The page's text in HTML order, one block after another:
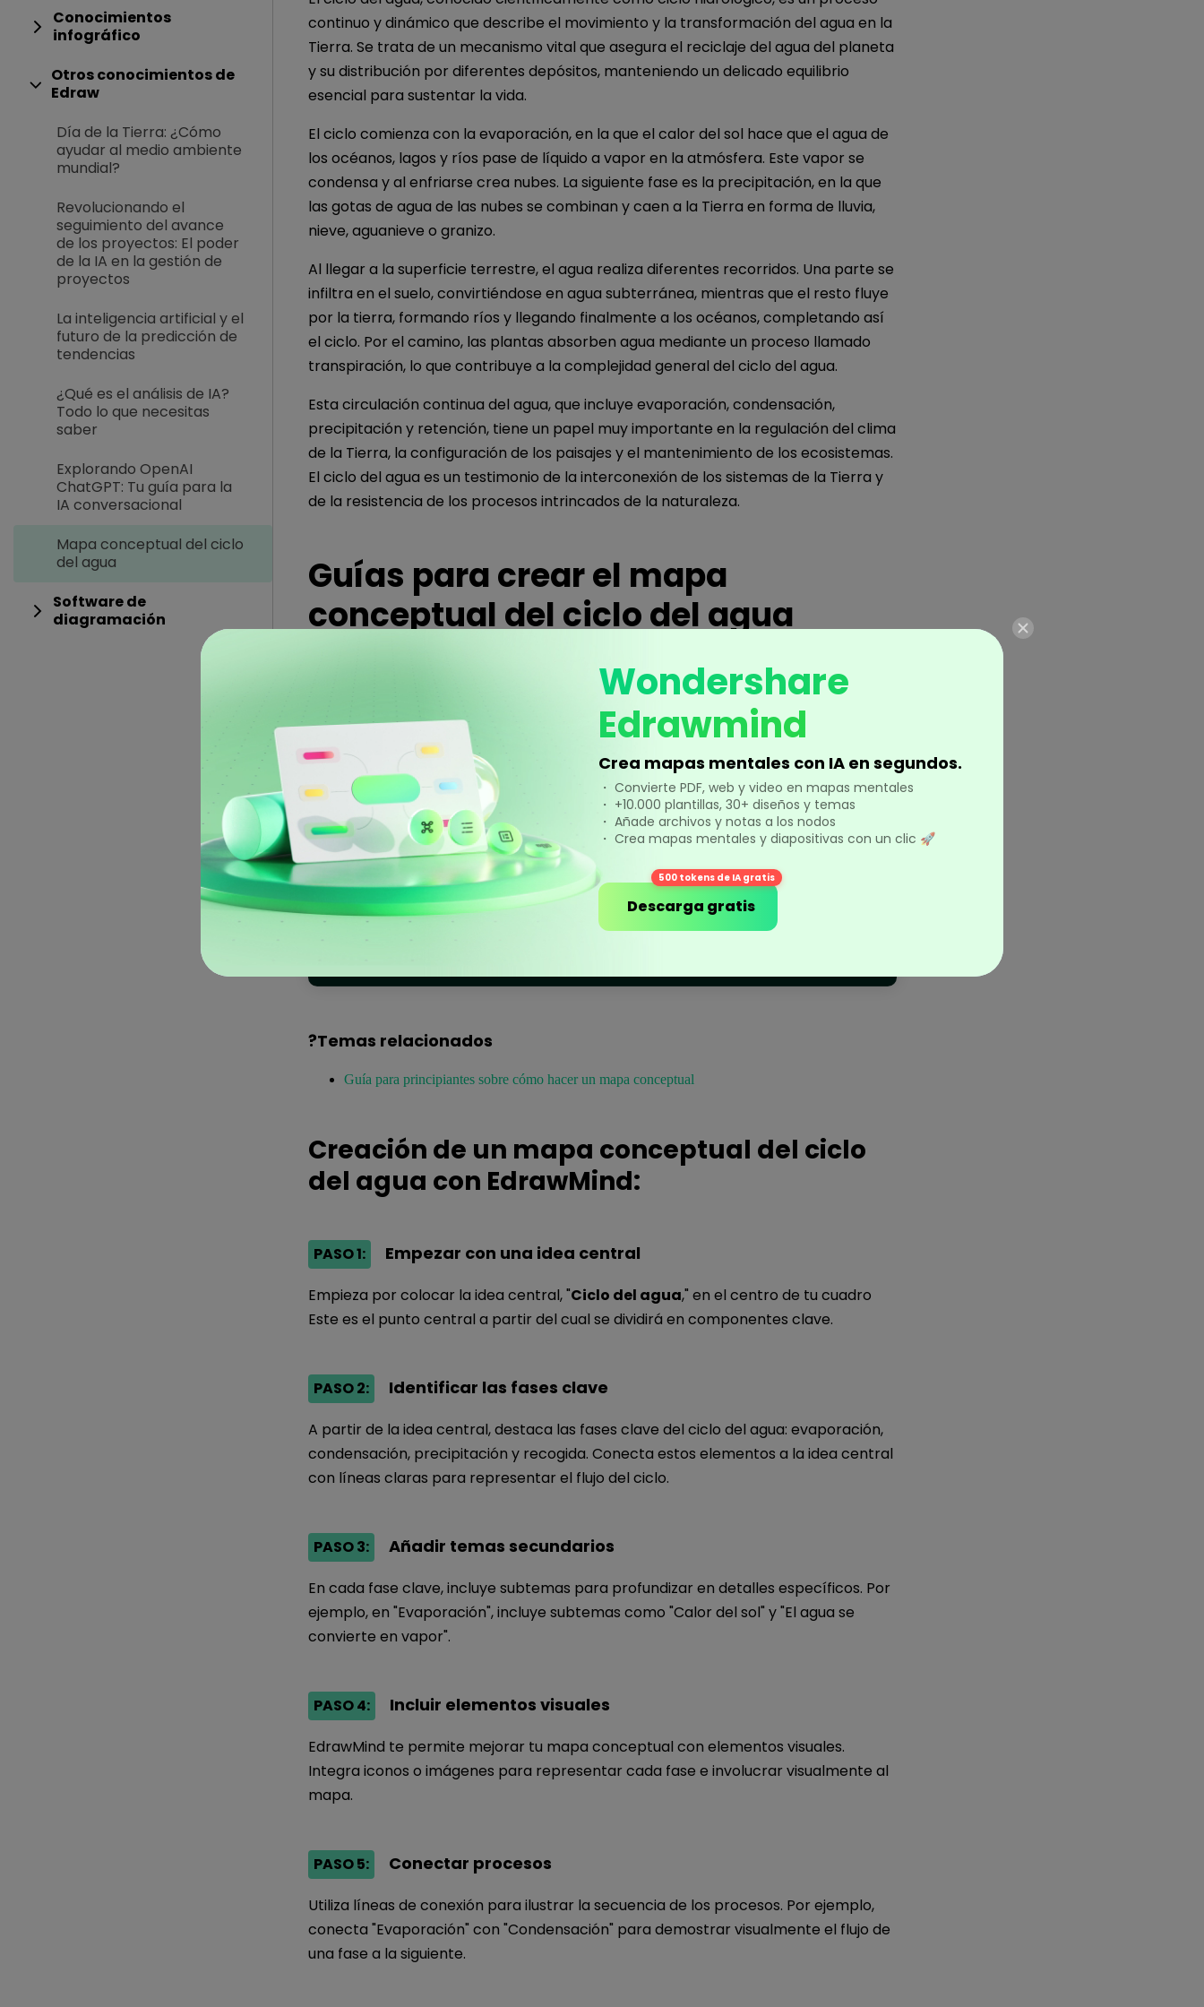
Conocimientos
infográfico
Otros conocimientos de
Edraw
Día de la Tierra: ¿Cómo
ayudar al medio ambiente
mundial?
Revolucionando el
seguimiento del avance
de los proyectos: El poder
de la IA en la gestión de
proyectos
La inteligencia artificial y el
futuro de la predicción de
tendencias
¿Qué es el análisis de IA?
Todo lo que necesitas
saber
Explorando OpenAI
ChatGPT: Tu guía para la
IA conversacional
Mapa conceptual del ciclo
del agua
Software de
diagramación
continuo y dinámico que describe el movimiento y la transformación del agua en la
Tierra. Se trata de un mecanismo vital que asegura el reciclaje del agua del planeta
y su distribución por diferentes depósitos, manteniendo un delicado equilibrio
esencial para sustentar la vida.
El ciclo comienza con la evaporación, en la que el calor del sol hace que el agua de
los océanos, lagos y ríos pase de líquido a vapor en la atmósfera. Este vapor se
condensa y al enfriarse crea nubes. La siguiente fase es la precipitación, en la que
las gotas de agua de las nubes se combinan y caen a la Tierra en forma de lluvia,
nieve, aguanieve o granizo.
Al llegar a la superficie terrestre, el agua realiza diferentes recorridos. Una parte se
infiltra en el suelo, convirtiéndose en agua subterránea, mientras que el resto fluye
por la tierra, formando ríos y llegando finalmente a los océanos, completando así
el ciclo. Por el camino, las plantas absorben agua mediante un proceso llamado
transpiración, lo que contribuye a la complejidad general del ciclo del agua.
Esta circulación continua del agua, que incluye evaporación, condensación,
precipitación y retención, tiene un papel muy importante en la regulación del clima
de la Tierra, la configuración de los paisajes y el mantenimiento de los ecosistemas.
El ciclo del agua es un testimonio de la interconexión de los sistemas de la Tierra y
de la resistencia de los procesos intrincados de la naturaleza.
Guías para crear el mapa
conceptual del ciclo del agua
Basándonos en nuestra comprensión del ciclo del agua, analicemos una poderosa
herramienta que ayuda a visualizar y comprender este intrincado proceso: el mapa
conceptual.EdrawMind
, una herramienta de mapas mentales versátil y fácil de
usar, es una plataforma excelente para crear un mapa conceptual completo del
ciclo del agua.
?Temas relacionados
Guía para principiantes sobre cómo hacer un mapa conceptual
Creación de un mapa conceptual del ciclo
del agua con EdrawMind:
PASO 1: Empezar con una idea central
Empieza por colocar la idea central, "Ciclo del agua," en el centro de tu cuadro
Este es el punto central a partir del cual se dividirá en componentes clave.
PASO 2: Identificar las fases clave
A partir de la idea central, destaca las fases clave del ciclo del agua: evaporación,
condensación, precipitación y recogida. Conecta estos elementos a la idea central
con líneas claras para representar el flujo del ciclo.
PASO 3: Añadir temas secundarios
En cada fase clave, incluye subtemas para profundizar en detalles específicos. Por
ejemplo, en "Evaporación", incluye subtemas como "Calor del sol" y "El agua se
convierte en vapor".
PASO 4: Incluir elementos visuales
EdrawMind te permite mejorar tu mapa conceptual con elementos visuales.
Integra iconos o imágenes para representar cada fase e involucrar visualmente al
mapa.
PASO 5: Conectar procesos
Utiliza líneas de conexión para ilustrar la secuencia de los procesos. Por ejemplo,
conecta "Evaporación" con "Condensación" para demostrar visualmente el flujo de
una fase a la siguiente.
Wondershare
Edrawmind
Crea mapas mentales con IA en segundos.
・ Convierte PDF, web y video en mapas mentales
・ +10.000 plantillas, 30+ diseños y temas
・ Añade archivos y notas a los nodos
・ Crea mapas mentales y diapositivas con un clic 🚀
500 tokens de IA gratis
Descarga gratis